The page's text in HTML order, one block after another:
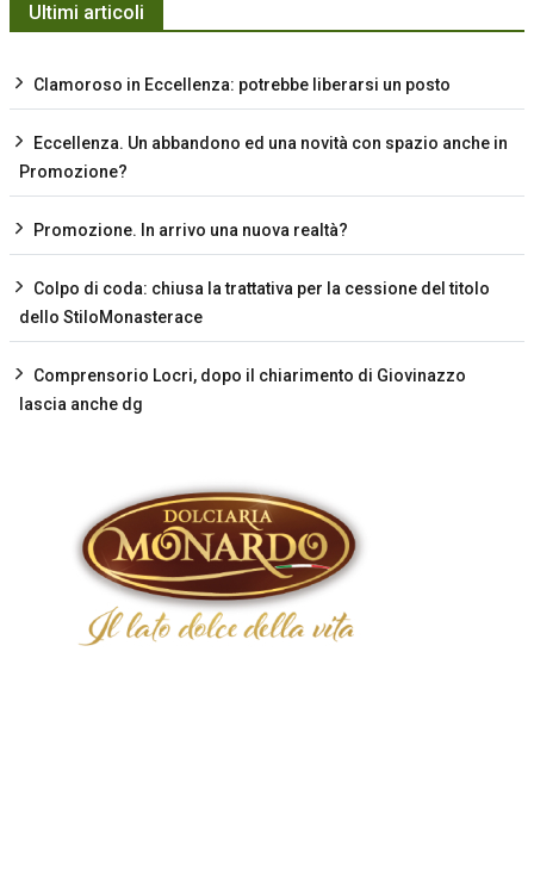
Ultimi articoli
Clamoroso in Eccellenza: potrebbe liberarsi un posto
Eccellenza. Un abbandono ed una novità con spazio anche in
Promozione?
Promozione. In arrivo una nuova realtà?
Colpo di coda: chiusa la trattativa per la cessione del titolo
dello StiloMonasterace
Comprensorio Locri, dopo il chiarimento di Giovinazzo
lascia anche dg